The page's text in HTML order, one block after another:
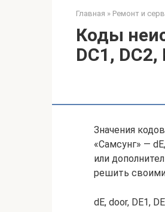
Главная » Ремонт и
Коды
DC1,
Значения
«Самсунг» —
или
решить
dE, door, DE1,